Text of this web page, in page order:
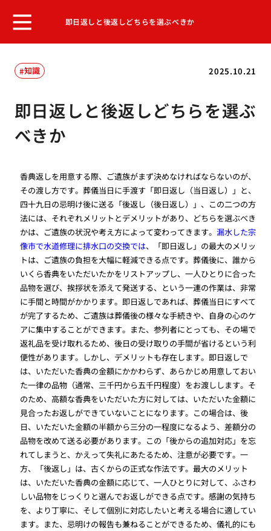
即日返しと後返しどちらを選ぶべきか
2025.10.21
知識
即日返しと後返しどちらを選ぶ
べきか
香典返しを用意する際、ご遺族がまず決めなければならないのが、
その渡し方です。葬儀当日に手渡す「即日返し（当日返し）」と、
四十九日の忌明け後に送る「後返し（後日返し）」、この二つの方
法には、それぞれメリットとデメリットがあり、どちらを選ぶべき
かは、ご遺族の状況や考え方によって変わってきます。漏水した宗
像市で水道修理に排水口の交換では、「即日返し」の最大のメリッ
トは、ご遺族の負担を大幅に軽減できる点です。葬儀後に、誰から
いくら香典をいただいたかをリストアップし、一人ひとりに合った
品物を選び、挨拶状を添えて発送する、という一連の作業は、非常
に手間と時間がかかります。即日返しであれば、葬儀当日にすべて
が完了するため、ご遺族は葬儀後の様々な手続きや、自身の心のケ
アに集中することができます。また、参列者にとっても、その場で
返礼品を受け取れるため、後日の受け取りの手間が省けるという利
便性があります。しかし、デメリットも存在します。即日返しで
は、いただいた香典の金額にかかわらず、あらかじめ用意しておい
た一律の品物（通常、三千円から五千円程度）をお渡しします。そ
のため、高額な香典をいただいた方に対しては、いただいた金額に
見合ったお返しができていないことになります。この場合は、後
日、いただいた金額の半額から三分の一程度になるよう、差額分の
品物を改めて送る必要があります。この「後からの追加対応」を忘
れてしまうと、かえって失礼にあたるため、注意が必要です。一
方、「後返し」は、古くからの正式な作法です。最大のメリット
は、いただいた香典の金額に応じて、一人ひとりに対して、ふさわ
しい品物をじっくりと選んでお返しができる点です。感謝の気持ち
を、より丁寧に、そして個別に対応したいと考える場合に適してい
ます。また、忌明けの報告も兼ねることができるため、儀礼的にも